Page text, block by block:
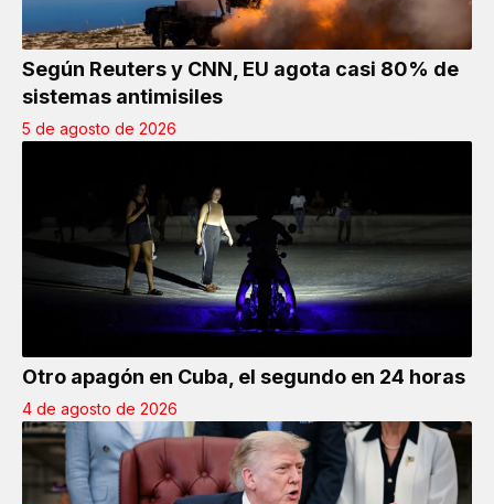
Según Reuters y CNN, EU agota casi 80% de
sistemas antimisiles
5 de agosto de 2026
Otro apagón en Cuba, el segundo en 24 horas
4 de agosto de 2026